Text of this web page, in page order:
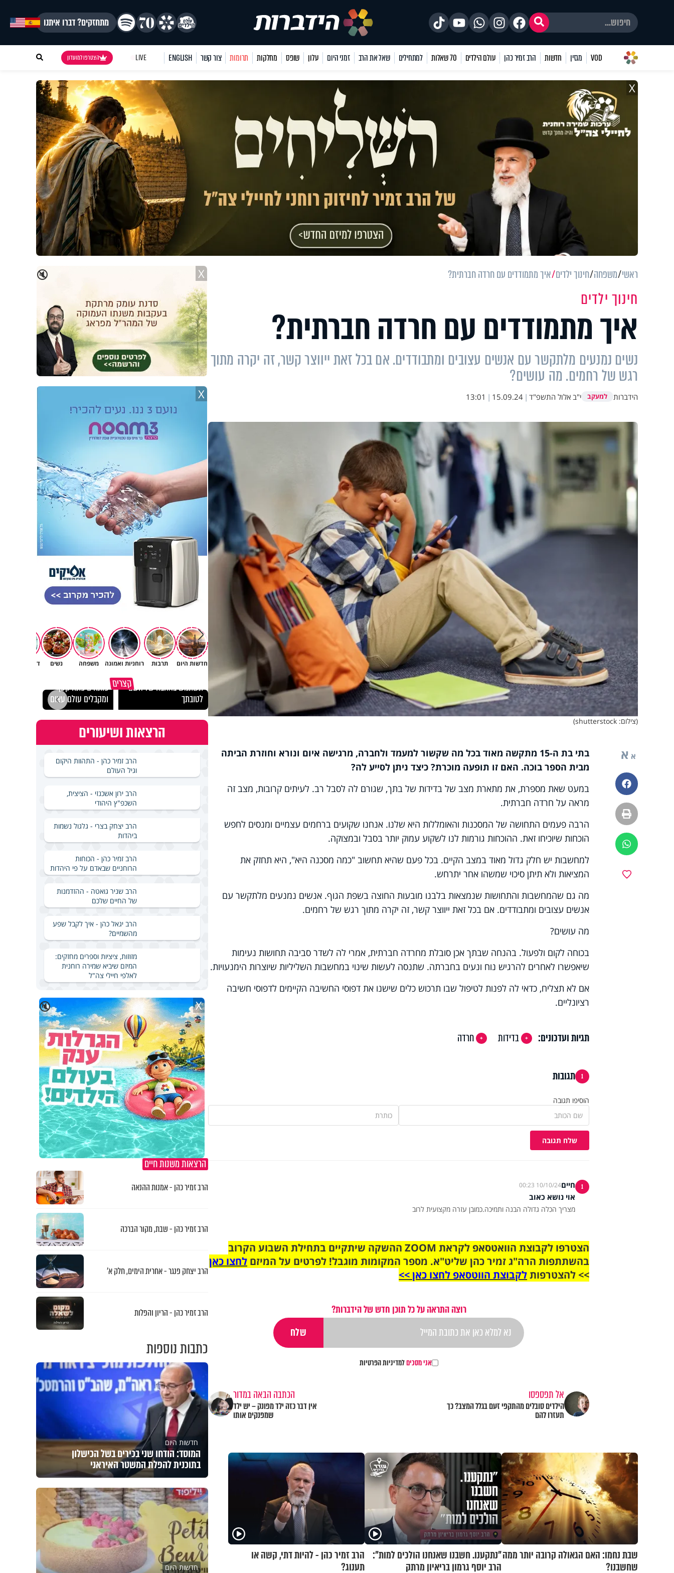
מתחזקים? דברו איתנו
VOD מגזין חדשות הרב זמיר כהן עולם הילדים 70 שאלות למתחילים שאל את הרב זמני היום עלון שופס מחלקות תרומות צור קשר ENGLISH
LIVE הצטרפו למועדון
X
ראשי משפחה חינוך ילדים איך מתמודדים עם חרדה חברתית?
חינוך ילדים
איך מתמודדים עם חרדה חברתית?
נשים נמנעים מלתקשר עם אנשים עצובים ומתבודדים. אם בכל זאת ייווצר קשר, זה יקרה מתוך
רגש של רחמים. מה עושים?
הידברות למעקב י"ב אלול התשפ"ד |
15.09.24
|
13:01
(צילום: shutterstock)
א א
פייסבוק
הדפסה
ווטסאפ
בתי בת ה-15 מתקשה מאוד בכל מה שקשור למעמד ולחברה, מרגישה איום ונורא וחוזרת הביתה
מבית הספר בוכה. האם זו תופעה מוכרת? כיצד ניתן לסייע לה?
במעט שאת מספרת, את מתארת מצב של בדידות של בתך, שגורם לה לסבל רב. לעיתים קרובות, מצב זה
מראה על חרדה חברתית.
הרבה פעמים התחושה של המסכנות והאומללות היא שלנו. אנחנו שקועים ברחמים עצמיים ומנסים לחפש
הוכחות שיוכיחו זאת. ההוכחות גורמות לנו לשקוע עמוק יותר בסבל ובמצוקה.
למחשבות יש חלק גדול מאוד במצב הקיים. בכל פעם שהיא תחשוב "כמה מסכנה היא", היא תחזק את
המציאות ולא תיתן סיכוי שמשהו אחר יתרחש.
מה גם שהמחשבות והתחושות שנמצאות בלבנו מובעות החוצה בשפת הגוף. אנשים נמנעים מלתקשר עם
אנשים עצובים ומתבודדים. אם בכל זאת ייווצר קשר, זה יקרה מתוך רגש של רחמים.
מה עושים?
בכוחה לקום ולפעול. בהנחה שבתך אכן סובלת מחרדה חברתית, אמרי לה לשדר סביבה תחושות נעימות
שיאפשרו לאחרים להרגיש נוח ונעים בחברתה. שתנסה לעשות שינוי במחשבות השליליות שיוצרות הימנעויות.
אם לא תצליח, כדאי לה לפנות לטיפול שבו תרכוש כלים שישנו את דפוסי החשיבה הקיימים לדפוסי חשיבה
רציונליים.
תגיות ועדכונים: בדידות חרדה
1 תגובות
הוסיפו תגובה
שלח תגובה
1 חיים10/10/24 00:23
אוי נושא כאוב
מצריך הכלה גדולה הבנה ותמיכה.כמובן עזרה מקצועית לרוב
הצטרפו לקבוצת הוואטסאפ לקראת ZOOM ההשקה שיתקיים בתחילת השבוע הקרוב
בהשתתפות הרה"ג זמיר כהן שליט"א. מספר המקומות מוגבל! לפרטים על המיזם לחצו כאן
>> להצטרפותלקבוצת הווטסאפ לחצו כאן >>
רוצה התראה על כל תוכן חדש של הידברות?
אני מסכיםלמדיניות הפרטיות
אל תפספסו
הילדים סובלים מהתקפי זעם בגלל המצב? כך
תעזרו להם
הכתבה הבאה במדור
אין דבר כזה ילד מפונק – יש ילד
שמפנקים אותו
שבת נחמו: האם הגאולה קרובה יותר ממה
שחשבנו?
"נתקענו. חשבנו שאנחנו הולכים למות":
הרב יוסף גרמון בריאיון מרתק
הרב זמיר כהן - להיות דתי, קשה או
תענוג?
🔇 X
X
חדשות היום תרבות רוחניות ואמונה משפחה נשים דעות וטורים
קצריםתשתמש באהבה של השם
לטובתך
פותחים פתח קטן -
ומקבלים עולם עצום
הרצאות ושיעורים
הרב זמיר כהן - התהוות היקום
וגיל העולם
הרב ירון אשכנזי - הציצית,
השכפ"ץ היהודי
הרב יצחק בצרי - גלגול נשמות
ביהדות
הרב זמיר כהן - הכוחות
הרוחניים שבאדם על פי היהדות
הרב שניר גואטה - ההזדמנות
של החיים שלכם
הרב יגאל כהן - איך לקבל שפע
מהשמיים?
מזוזות, ציציות וספרים מחזקים:
המיזם שיביא שמירה רוחנית
לאלפי חיילי צה"ל
🔇 X
הרצאות משנות חיים
הרב זמיר כהן - אמנות ההנאה
הרב זמיר כהן - שבת, מקור הברכה
הרב יצחק פנגר - אחרית הימים, חלק א’
הרב זמיר כהן - הריון והפלות
כתבות נוספות
חדשות היום
המוסד: הודחו שני בכירים בשל הכישלון
בתוכנית להפלת המשטר האיראני
חדשות היום